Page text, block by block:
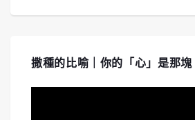
撒種的比喻｜你的「心」是那塊